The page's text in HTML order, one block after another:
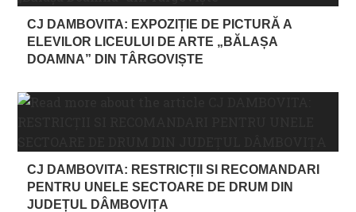
CJ DAMBOVITA: EXPOZIȚIE DE PICTURĂ A
ELEVILOR LICEULUI DE ARTE „BĂLAȘA
DOAMNA” DIN TÂRGOVIȘTE
CJ DAMBOVITA: RESTRICȚII SI RECOMANDARI
PENTRU UNELE SECTOARE DE DRUM DIN
JUDEȚUL DÂMBOVIȚA